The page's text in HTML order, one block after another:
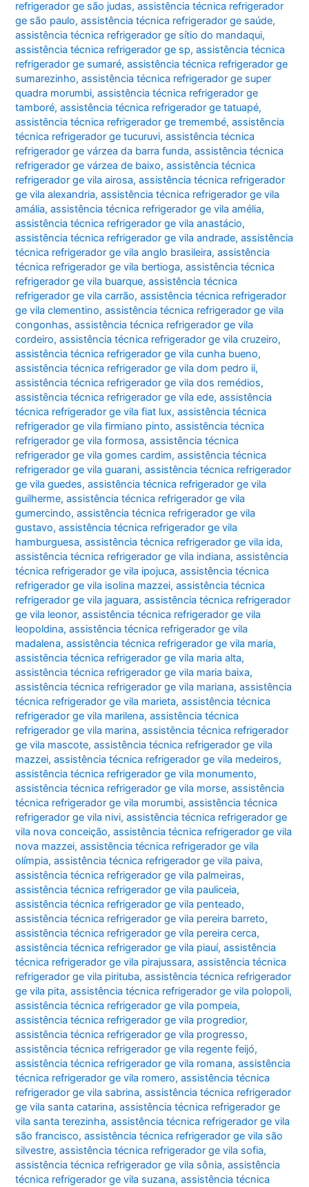
refrigerador ge são judas,assistência técnica refrigerador
ge são paulo,assistência técnica refrigerador ge saúde,
assistência técnica refrigerador ge sítio do mandaqui,
assistência técnica refrigerador ge sp,assistência técnica
refrigerador ge sumaré,assistência técnica refrigerador ge
sumarezinho,assistência técnica refrigerador ge super
quadra morumbi,assistência técnica refrigerador ge
tamboré,assistência técnica refrigerador ge tatuapé,
assistência técnica refrigerador ge tremembé,assistência
técnica refrigerador ge tucuruvi,assistência técnica
refrigerador ge várzea da barra funda,assistência técnica
refrigerador ge várzea de baixo,assistência técnica
refrigerador ge vila airosa,assistência técnica refrigerador
ge vila alexandria,assistência técnica refrigerador ge vila
amália,assistência técnica refrigerador ge vila amélia,
assistência técnica refrigerador ge vila anastácio,
assistência técnica refrigerador ge vila andrade,assistência
técnica refrigerador ge vila anglo brasileira,assistência
técnica refrigerador ge vila bertioga,assistência técnica
refrigerador ge vila buarque,assistência técnica
refrigerador ge vila carrão,assistência técnica refrigerador
ge vila clementino,assistência técnica refrigerador ge vila
congonhas,assistência técnica refrigerador ge vila
cordeiro,assistência técnica refrigerador ge vila cruzeiro,
assistência técnica refrigerador ge vila cunha bueno,
assistência técnica refrigerador ge vila dom pedro ii,
assistência técnica refrigerador ge vila dos remédios,
assistência técnica refrigerador ge vila ede,assistência
técnica refrigerador ge vila fiat lux,assistência técnica
refrigerador ge vila firmiano pinto,assistência técnica
refrigerador ge vila formosa,assistência técnica
refrigerador ge vila gomes cardim,assistência técnica
refrigerador ge vila guarani,assistência técnica refrigerador
ge vila guedes,assistência técnica refrigerador ge vila
guilherme,assistência técnica refrigerador ge vila
gumercindo,assistência técnica refrigerador ge vila
gustavo,assistência técnica refrigerador ge vila
hamburguesa,assistência técnica refrigerador ge vila ida,
assistência técnica refrigerador ge vila indiana,assistência
técnica refrigerador ge vila ipojuca,assistência técnica
refrigerador ge vila isolina mazzei,assistência técnica
refrigerador ge vila jaguara,assistência técnica refrigerador
ge vila leonor,assistência técnica refrigerador ge vila
leopoldina,assistência técnica refrigerador ge vila
madalena,assistência técnica refrigerador ge vila maria,
assistência técnica refrigerador ge vila maria alta,
assistência técnica refrigerador ge vila maria baixa,
assistência técnica refrigerador ge vila mariana,assistência
técnica refrigerador ge vila marieta,assistência técnica
refrigerador ge vila marilena,assistência técnica
refrigerador ge vila marina,assistência técnica refrigerador
ge vila mascote,assistência técnica refrigerador ge vila
mazzei,assistência técnica refrigerador ge vila medeiros,
assistência técnica refrigerador ge vila monumento,
assistência técnica refrigerador ge vila morse,assistência
técnica refrigerador ge vila morumbi,assistência técnica
refrigerador ge vila nivi,assistência técnica refrigerador ge
vila nova conceição,assistência técnica refrigerador ge vila
nova mazzei,assistência técnica refrigerador ge vila
olímpia,assistência técnica refrigerador ge vila paiva,
assistência técnica refrigerador ge vila palmeiras,
assistência técnica refrigerador ge vila pauliceia,
assistência técnica refrigerador ge vila penteado,
assistência técnica refrigerador ge vila pereira barreto,
assistência técnica refrigerador ge vila pereira cerca,
assistência técnica refrigerador ge vila piauí,assistência
técnica refrigerador ge vila pirajussara,assistência técnica
refrigerador ge vila pirituba,assistência técnica refrigerador
ge vila pita,assistência técnica refrigerador ge vila polopoli,
assistência técnica refrigerador ge vila pompeia,
assistência técnica refrigerador ge vila progredior,
assistência técnica refrigerador ge vila progresso,
assistência técnica refrigerador ge vila regente feijó,
assistência técnica refrigerador ge vila romana,assistência
técnica refrigerador ge vila romero,assistência técnica
refrigerador ge vila sabrina,assistência técnica refrigerador
ge vila santa catarina,assistência técnica refrigerador ge
vila santa terezinha,assistência técnica refrigerador ge vila
são francisco,assistência técnica refrigerador ge vila são
silvestre,assistência técnica refrigerador ge vila sofia,
assistência técnica refrigerador ge vila sônia,assistência
técnica refrigerador ge vila suzana,assistência técnica